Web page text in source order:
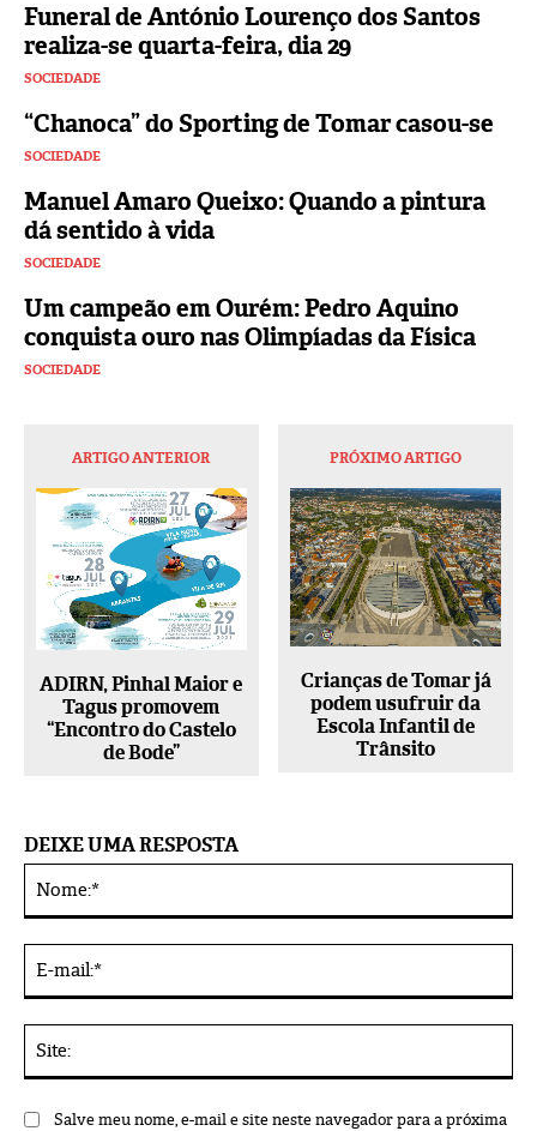
Funeral de António Lourenço dos Santos
realiza-se quarta-feira, dia 29
SOCIEDADE
“Chanoca” do Sporting de Tomar casou-se
SOCIEDADE
Manuel Amaro Queixo: Quando a pintura
dá sentido à vida
SOCIEDADE
Um campeão em Ourém: Pedro Aquino
conquista ouro nas Olimpíadas da Física
SOCIEDADE
ARTIGO ANTERIOR
ADIRN, Pinhal Maior e
Tagus promovem
“Encontro do Castelo
de Bode”
PRÓXIMO ARTIGO
Crianças de Tomar já
podem usufruir da
Escola Infantil de
Trânsito
DEIXE UMA RESPOSTA
Salve meu nome, e-mail e site neste navegador para a próxima